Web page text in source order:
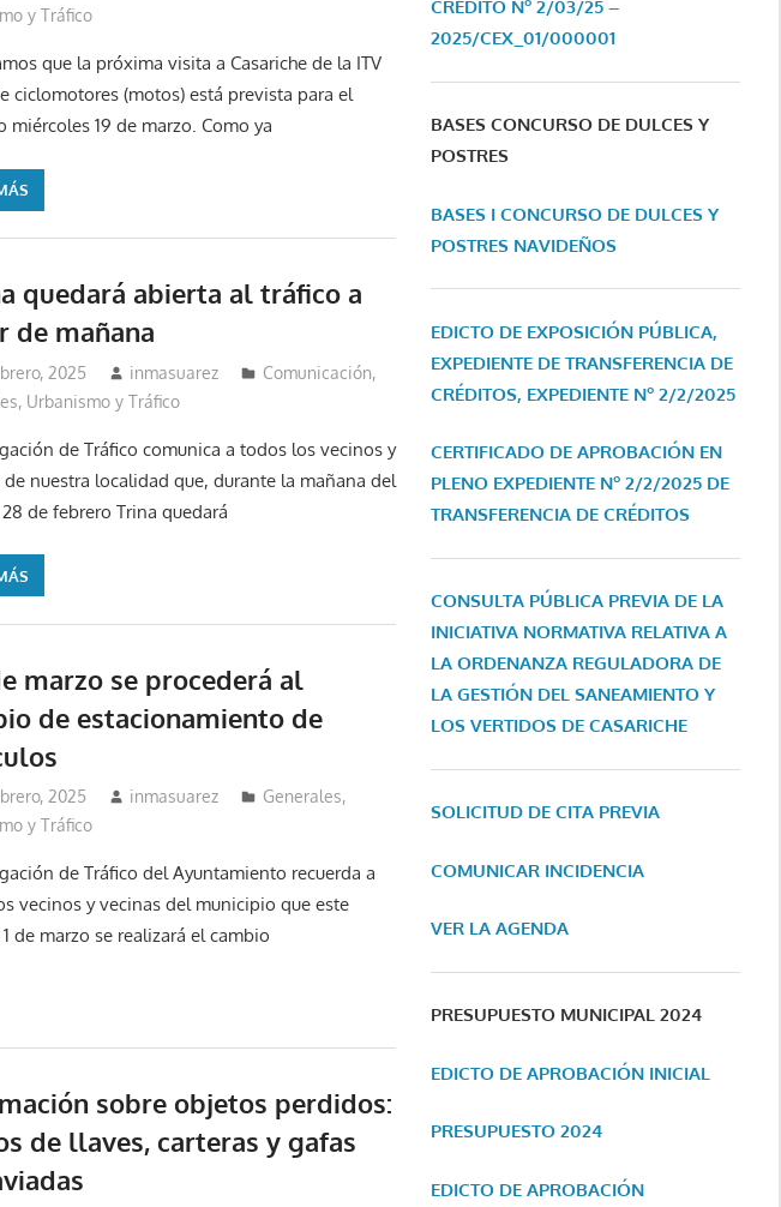
y Tráfico
que la próxima visita a Casariche de la ITV
ciclomotores (motos) está prevista para el
miércoles 19 de marzo. Como ya
quedará abierta al tráfico a
de mañana
2025 inmasuarez Comunicación,
, Urbanismo y Tráfico
de Tráfico comunica a todos los vecinos y
de nuestra localidad que, durante la mañana del
de febrero Trina quedará
marzo se procederá al
de estacionamiento de
2025 inmasuarez Generales,
y Tráfico
de Tráfico del Ayuntamiento recuerda a
vecinos y vecinas del municipio que este
de marzo se realizará el cambio
sobre objetos perdidos:
de llaves, carteras y gafas
CRÉDITO Nº 2/03/25 –
2025/CEX_01/000001
BASES CONCURSO DE DULCES Y
POSTRES
BASES I CONCURSO DE DULCES Y
POSTRES NAVIDEÑOS
EDICTO DE EXPOSICIÓN PÚBLICA,
EXPEDIENTE DE TRANSFERENCIA DE
CRÉDITOS, EXPEDIENTE Nº 2/2/2025
CERTIFICADO DE APROBACIÓN EN
PLENO EXPEDIENTE Nº 2/2/2025 DE
TRANSFERENCIA DE CRÉDITOS
CONSULTA PÚBLICA PREVIA DE LA
INICIATIVA NORMATIVA RELATIVA A
LA ORDENANZA REGULADORA DE
LA GESTIÓN DEL SANEAMIENTO Y
LOS VERTIDOS DE CASARICHE
SOLICITUD DE CITA PREVIA
COMUNICAR INCIDENCIA
VER LA AGENDA
PRESUPUESTO MUNICIPAL 2024
EDICTO DE APROBACIÓN INICIAL
PRESUPUESTO 2024
EDICTO DE APROBACIÓN